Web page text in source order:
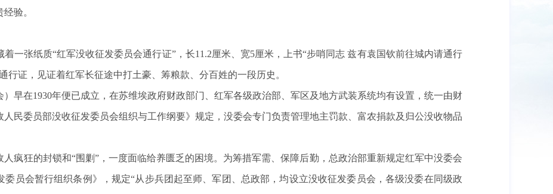
验。
一张纸质“红军没收征发委员会通行证”，长11.2厘米、宽5厘米，上书“步哨同志 兹有袁国钦前往城内请通行
行证，见证着红军长征途中打土豪、筹粮款、分百姓的一段历史。
早在1930年便已成立，在苏维埃政府财政部门、红军各级政治部、军区及地方武装系统均有设置，统一由财
民委员部没收征发委员会组织与工作纲要》规定，没委会专门负责管理地主罚款、富农捐款及归公没收物品
人疯狂的封锁和“围剿”，一度面临给养匮乏的困境。为筹措军需、保障后勤，总政治部重新规定红军中没委会
委员会暂行组织条例》，规定“从步兵团起至师、军团、总政部，均设立没收征发委员会，各级没委在同级政